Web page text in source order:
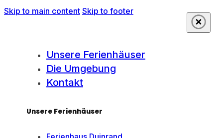
Skip to main content Skip to footer
Unsere Ferienhäuser
Die Umgebung
Kontakt
Unsere Ferienhäuser